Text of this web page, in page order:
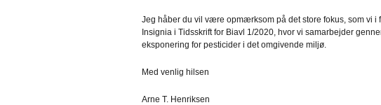
Jeg håber du vil være opmærksom på det store fokus, som vi
Insignia i Tidsskrift for Biavl 1/2020, hvor vi samarbejder
eksponering for pesticider i det omgivende miljø.
Med venlig hilsen
Arne T. Henriksen